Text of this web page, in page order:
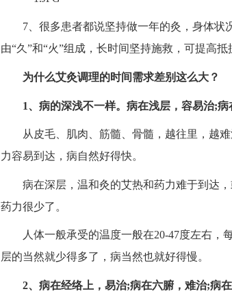
7、很多患者都说坚持做一年的灸，身体状
由“久”和“火”组成，长时间坚持施救，可提高
为什么艾灸调理的时间需求差别这么大？
1、病的深浅不一样。病在浅层，容易治;病
从皮毛、肌肉、筋髓、骨髓，越往里，越
力容易到达，病自然好得快。
病在深层，温和灸的艾热和药力难于到达
药力很少了。
人体一般承受的温度一般在20-47度左右，
层的当然就少得多了，病当然也就好得慢。
2、病在经络上，易治;病在六腑，难治;病